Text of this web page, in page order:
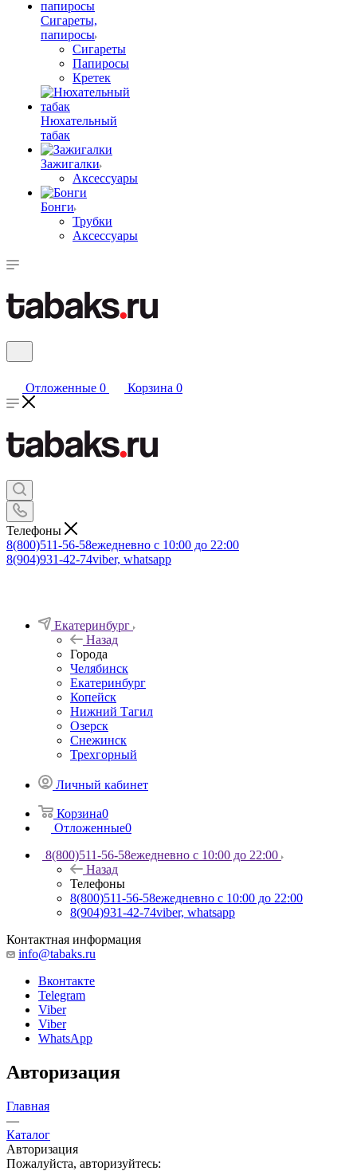
Сигареты,
папиросы
Сигареты
Папиросы
Кретек
Нюхательный
табак
Зажигалки
Аксессуары
Бонги
Трубки
Аксессуары
Отложенные 0 Корзина 0
Телефоны
8(800)511-56-58ежедневно с 10:00 до 22:00
8(904)931-42-74viber, whatsapp
Екатеринбург
Назад
Города
Челябинск
Екатеринбург
Копейск
Нижний Тагил
Озерск
Снежинск
Трехгорный
Личный кабинет
Корзина0
Отложенные0
8(800)511-56-58ежедневно с 10:00 до 22:00
Назад
Телефоны
8(800)511-56-58ежедневно с 10:00 до 22:00
8(904)931-42-74viber, whatsapp
Контактная информация
info@tabaks.ru
Вконтакте
Telegram
Viber
Viber
WhatsApp
Авторизация
Главная
—
Каталог
Авторизация
Пожалуйста, авторизуйтесь: